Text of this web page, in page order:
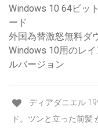
Windows 10 64ビッ
ード
外国為替激怒無料ダ
Windows 10用のレ
ルバージョン
ディアダニエル
ド。ツンと立った前髪